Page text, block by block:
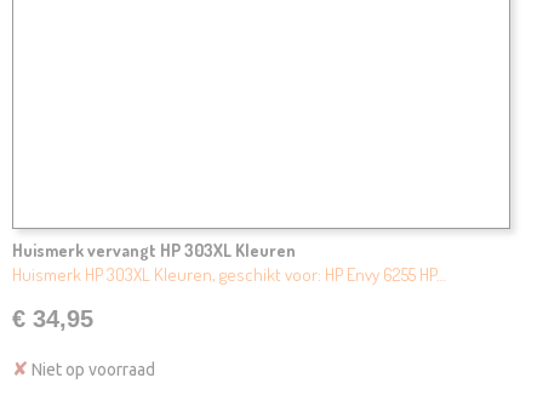
Huismerk vervangt HP 303XL Kleuren
Huismerk HP 303XL Kleuren, geschikt voor: HP Envy 6255 HP…
€ 34,95
✘ Niet op voorraad